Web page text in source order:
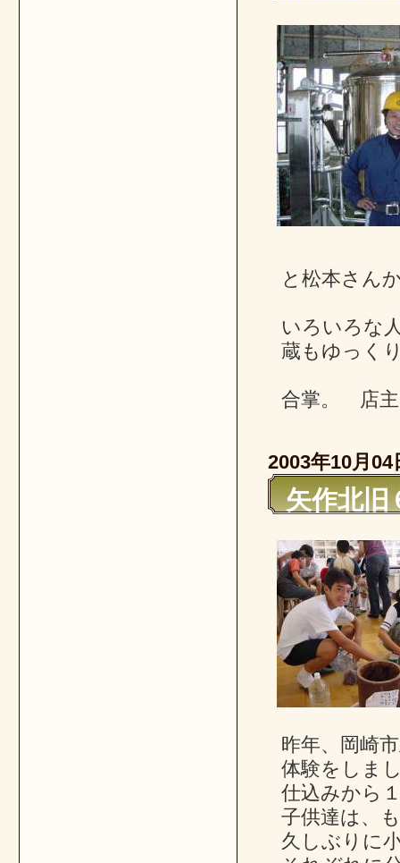
と松本さん
いろいろな
蔵もゆっく
合掌。 店主
2003年10月04
矢作北旧
昨年、岡崎
体験をしま
仕込みから
子供達は、
久しぶりに